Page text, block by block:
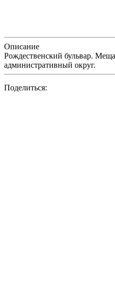
Описание
Рождественский бульвар.
административный округ.
Поделиться: